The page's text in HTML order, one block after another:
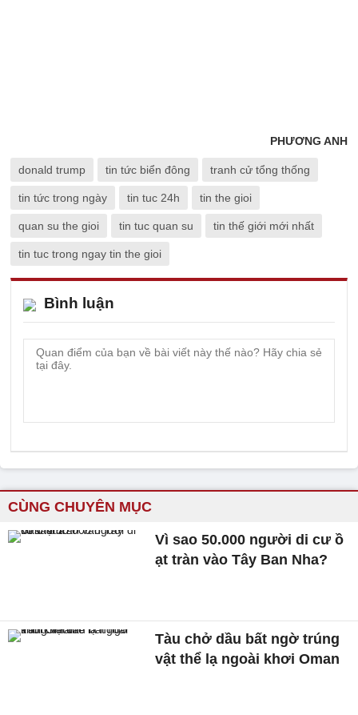
PHƯƠNG ANH
donald trump tin tức biển đông tranh cử tổng thống
tin tức trong ngày tin tuc 24h tin the gioi
quan su the gioi tin tuc quan su tin thế giới mới nhất
tin tuc trong ngay tin the gioi
Bình luận
CÙNG CHUYÊN MỤC
Vì sao 50.000 người di cư ồ
ạt tràn vào Tây Ban Nha?
Tàu chở dầu bất ngờ trúng
vật thể lạ ngoài khơi Oman